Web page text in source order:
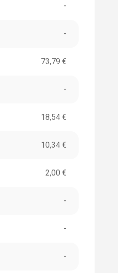
-
-
73,79 €
-
18,54 €
10,34 €
2,00 €
-
-
-